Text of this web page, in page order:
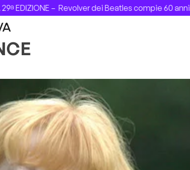
–Revolver dei Beatles compie 60 anni –